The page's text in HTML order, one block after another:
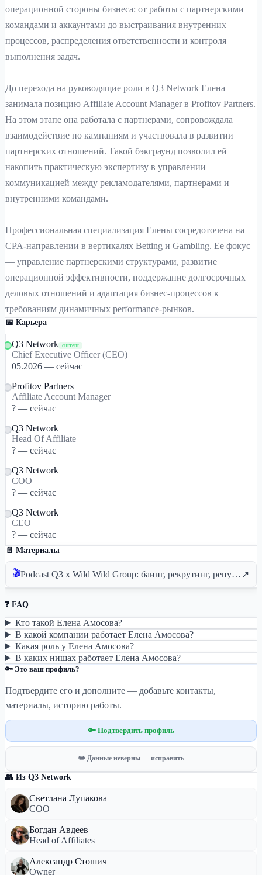
операционной стороны бизнеса: от работы с партнерскими
командами и аккаунтами до выстраивания внутренних
процессов, распределения ответственности и контроля
выполнения задач.
До перехода на руководящие роли в Q3 Network Елена
занимала позицию Affiliate Account Manager в Profitov Partners.
На этом этапе она работала с партнерами, сопровождала
взаимодействие по кампаниям и участвовала в развитии
партнерских отношений. Такой бэкграунд позволил ей
накопить практическую экспертизу в управлении
коммуникацией между рекламодателями, партнерами и
внутренними командами.
Профессиональная специализация Елены сосредоточена на
CPA-направлении в вертикалях Betting и Gambling. Ее фокус
— управление партнерскими структурами, развитие
операционной эффективности, поддержание долгосрочных
деловых отношений и адаптация бизнес-процессов к
требованиям динамичных performance-рынков.
📅 Карьера
Q3 Network current
Chief Executive Officer (СEО)
05.2026 — сейчас
Profitov Partners
Affiliate Account Manager
? — сейчас
Q3 Network
Head Of Affiliate
? — сейчас
Q3 Network
COO
? — сейчас
Q3 Network
CEO
? — сейчас
📄 Материалы
🎬 Podcast Q3 x Wild Wild Group: баинг, рекрутинг, репутация, процессы ↗
❓ FAQ
Кто такой Елена Амосова?
В какой компании работает Елена Амосова?
Какая роль у Елена Амосова?
В каких нишах работает Елена Амосова?
🔑 Это ваш профиль?
Подтвердите его и дополните — добавьте контакты,
материалы, историю работы.
🔑 Подтвердить профиль
✏️ Данные неверны — исправить
👥 Из Q3 Network
Светлана Лупакова
COO
Богдан Авдеев
Head of Affiliates
Александр Стошич
Owner